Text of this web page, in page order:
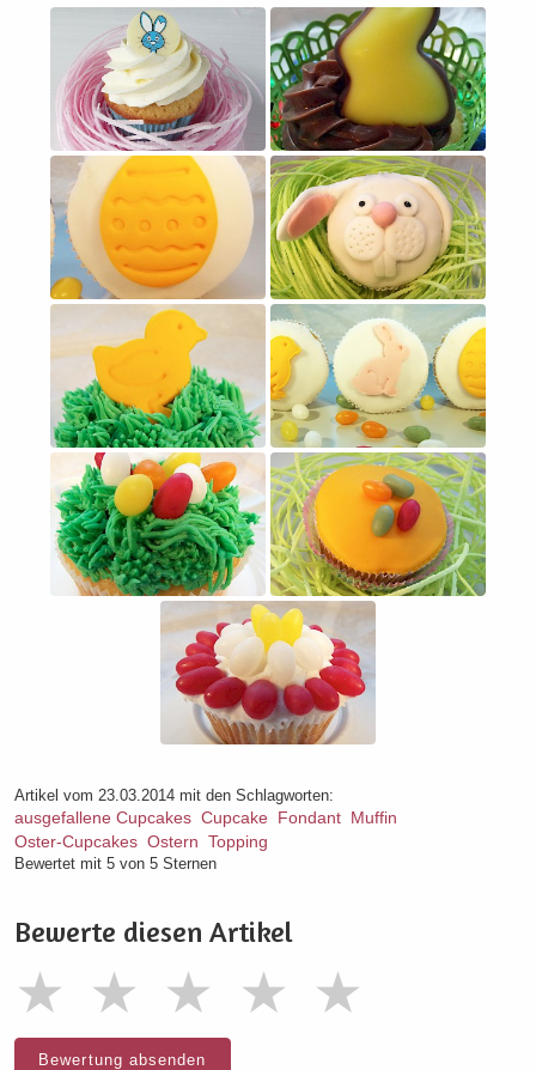
Artikel vom 23.03.2014 mit den Schlagworten:
ausgefallene Cupcakes Cupcake Fondant Muffin
Oster-Cupcakes Ostern Topping
Bewertet mit 5 von 5 Sternen
Bewerte diesen Artikel
Bewertung absenden